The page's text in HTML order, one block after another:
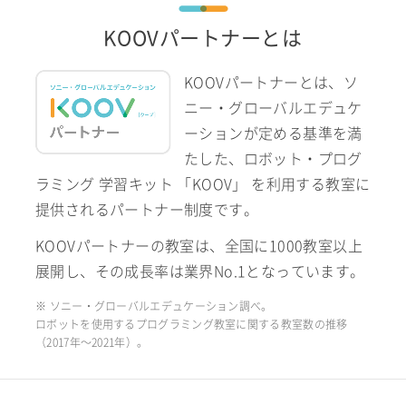
KOOVパートナーとは
KOOVパートナーとは、ソ
ニー・グローバルエデュケ
ーションが定める基準を満
たした、ロボット・プログ
ラミング 学習キット 「KOOV」 を利用する教室に
提供されるパートナー制度です。
KOOVパートナーの教室は、全国に1000教室以上
展開し、その成長率は業界No.1となっています。
※ ソニー・グローバルエデュケーション調べ。
ロボットを使用するプログラミング教室に関する教室数の推移
（2017年〜2021年）。